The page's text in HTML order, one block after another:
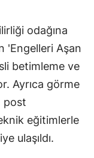
Sakarya
Samsun
Siirt
Sivas
odağına
'Engelleri Aşan
betimleme ve
Ayrıca görme
post
eğitimlerle
ulaşıldı.